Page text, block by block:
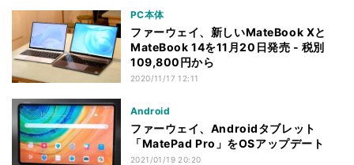
PC本体
ファーウェイ、新しいMateBook Xと
MateBook 14を11月20日発売 - 税別
109,800円から
2020/11/17 12:11
Android
ファーウェイ、Androidタブレット
「MatePad Pro」をOSアップデート
2021/01/19 20:20